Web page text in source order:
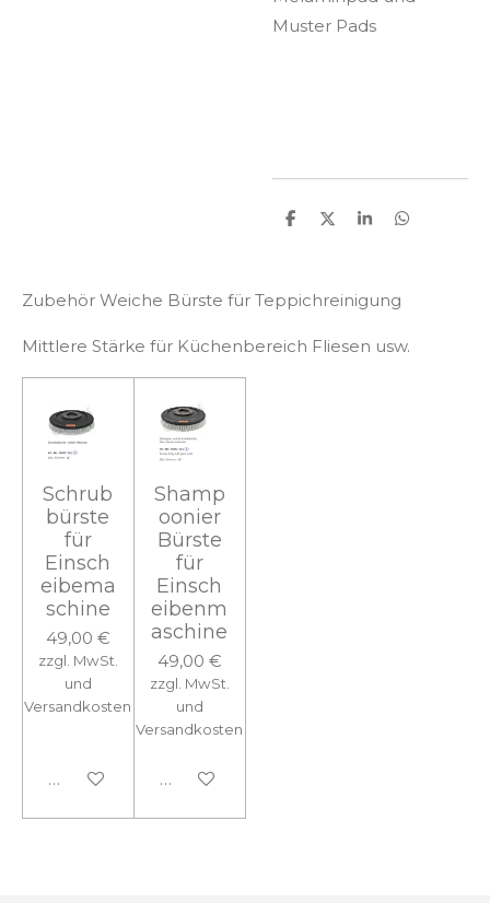
Muster Pads
T
n
T
n
T
n
T
n
Zubehör Weiche Bürste für Teppichreinigung
Mittlere Stärke für Küchenbereich Fliesen usw.
Schrub
bürste
für
Einsch
eibema
schine
49,00 €
zzgl. MwSt.
und
Versandkosten
In den Warenkorb
Shamp
oonier
Bürste
für
Einsch
eibenm
aschine
49,00 €
zzgl. MwSt.
und
Versandkosten
In den Warenkorb